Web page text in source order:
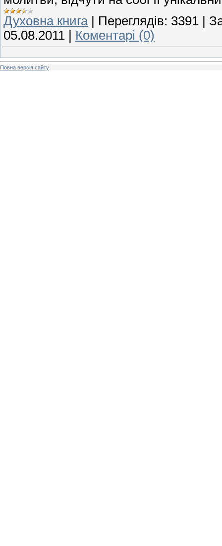
Духовна книга | Переглядів: 3391 |
05.08.2011 | Коментарі (0)
Повна версія сайту